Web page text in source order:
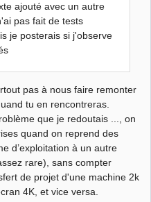
ajouté avec un autre
pas fait de tests
je posterais si j'observe
pas à nous faire remonter
tu en rencontreras.
que je redoutais ..., on
quand on reprend des
d’exploitation à un autre
rare), sans compter
de projet d'une machine 2k
4K, et vice versa.